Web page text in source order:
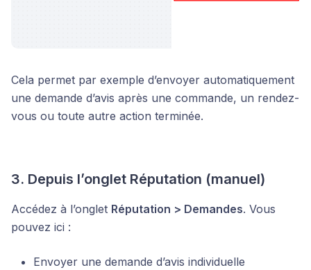
Cela permet par exemple d’envoyer automatiquement
une demande d’avis après une commande, un rendez-
vous ou toute autre action terminée.
3. Depuis l’onglet Réputation (manuel)
Accédez à l’onglet Réputation > Demandes. Vous
pouvez ici :
Envoyer une demande d’avis individuelle